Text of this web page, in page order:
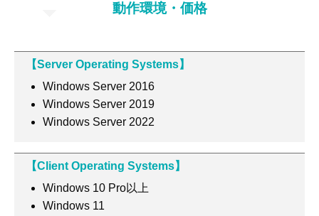
動作環境・価格
【Server Operating Systems】
Windows Server 2016​​
Windows Server 2019​​
Windows Server 2022​​
【Client Operating Systems】​​
Windows 10 Pro以上​​
Windows 11​​